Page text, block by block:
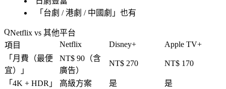
「 台劇 / 港劇 / 中國劇 」也有
Netflix vs 其他平台
項目
Netflix Disney+
Apple TV+
「 月費（最便
宜）
」
NT$ 90（含
廣告）
NT$ 270 NT$ 170
「 4K + HDR 」 高級方案 是
是